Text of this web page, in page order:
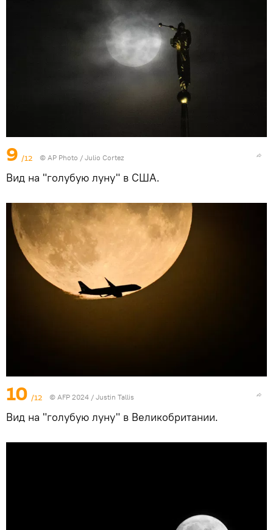
9 /12 © AP Photo / Julio Cortez
Вид на "голубую луну" в США.
10 /12 © AFP 2024 / Justin Tallis
Вид на "голубую луну" в Великобритании.